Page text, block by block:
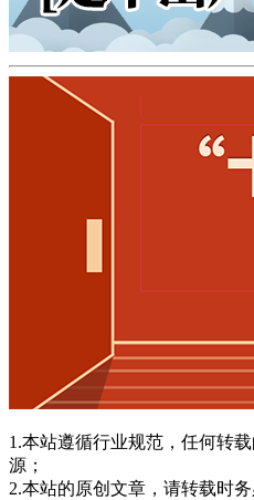
1.本站遵循行业规范，任何转
源；
2.本站的原创文章，请转载时